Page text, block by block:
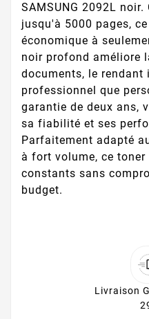
SAMSUNG 2092L
jusqu'à 5000 pages,
économique à
noir profond améliore
documents, le
professionnel que
garantie de deux ans,
sa fiabilité et ses
Parfaitement adapté
à fort volume, ce
constants sans
budget.
Livraison